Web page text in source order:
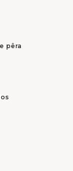
pêra